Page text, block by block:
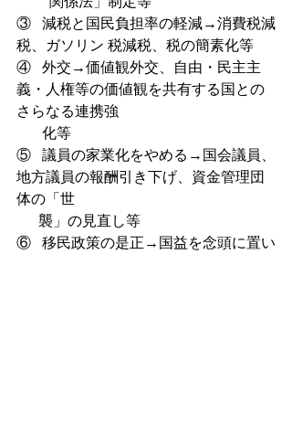
③ 減税と国民負担率の軽減→消費税減
税、ガソリン 税減税、税の簡素化等
④ 外交→価値観外交、自由・民主主
義・人権等の価値観を共有する国との
さらなる連携強
化等
⑤ 議員の家業化をやめる→国会議員、
地方議員の報酬引き下げ、資金管理団
体の「世
      襲」の見直し等
⑥ 移民政策の是正→国益を念頭に置い